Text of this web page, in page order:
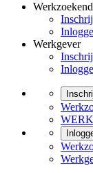
Werkgever